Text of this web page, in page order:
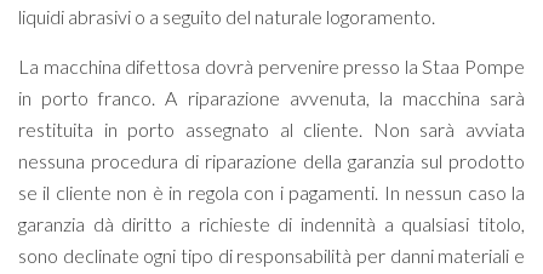
liquidi abrasivi o a seguito del naturale logoramento.
La macchina difettosa dovrà pervenire presso la Staa Pompe
in porto franco. A riparazione avvenuta, la macchina sarà
restituita in porto assegnato al cliente. Non sarà avviata
nessuna procedura di riparazione della garanzia sul prodotto
se il cliente non è in regola con i pagamenti. In nessun caso la
garanzia dà diritto a richieste di indennità a qualsiasi titolo,
sono declinate ogni tipo di responsabilità per danni materiali e